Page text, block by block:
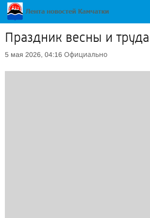
Праздник весны и
5 мая 2026, 04:16 Официально